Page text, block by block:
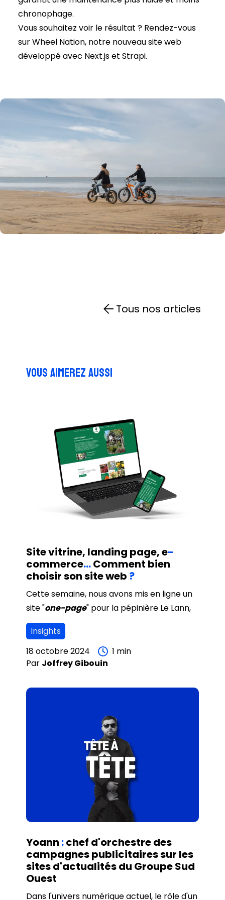
chronophage.
Vous souhaitez voir le résultat ? Rendez-vous
surWheel Nation, notre nouveau site web
développé avec Next.js et Strapi.
Tous nos articles
Vous aimerez aussi
Site vitrine, landing page, e-
commerce…Comment bien
choisir son site web ?
Cette semaine, nous avons mis en ligne un
site "one-page" pour la pépinière Le Lann,
avec pour objectif de simplifier leur
présence en ligne.
Nous avons structuré cette page de façon
à rendre rapidement accessibles les
souhaitait communiquer. C'est l'occasion
différentes solutions qui s'offrent à vous
lorsqu'il s'agit de définir votre présence sur
Insights
18 octobre 2024
1 min
Par JoffreyGibouin
Yoann :chef d'orchestre des
campagnes publicitaires sur les
sites d'actualités du Groupe Sud
Ouest
Dans l'univers numérique actuel, le rôle d'un